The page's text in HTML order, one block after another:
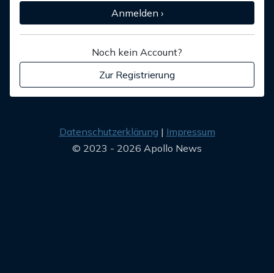
Anmelden ›
Noch kein Account?
Zur Registrierung
Datenschutzerklärung
Impressum
© 2023 - 2026 Apollo News